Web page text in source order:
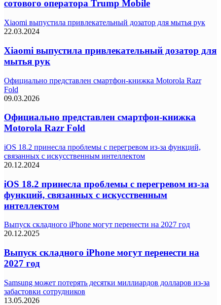
сотового оператора Trump Mobile
Xiaomi выпустила привлекательный дозатор для мытья рук
22.03.2024
Xiaomi выпустила привлекательный дозатор для
мытья рук
Официально представлен смартфон-книжка Motorola Razr
Fold
09.03.2026
Официально представлен смартфон-книжка
Motorola Razr Fold
iOS 18.2 принесла проблемы с перегревом из-за функций,
связанных с искусственным интеллектом
20.12.2024
iOS 18.2 принесла проблемы с перегревом из-за
функций, связанных с искусственным
интеллектом
Выпуск складного iPhone могут перенести на 2027 год
20.12.2025
Выпуск складного iPhone могут перенести на
2027 год
Samsung может потерять десятки миллиардов долларов из-за
забастовки сотрудников
13.05.2026